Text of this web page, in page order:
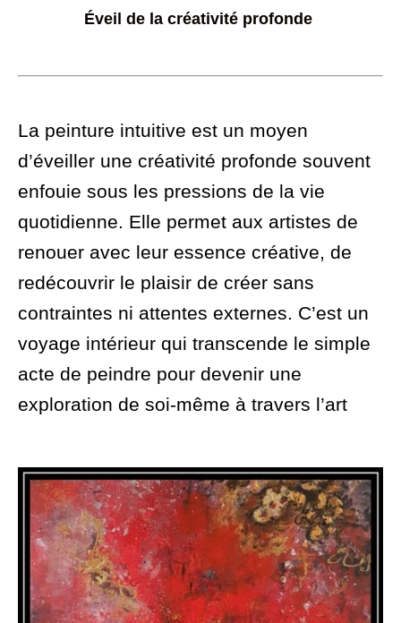
Éveil de la créativité profonde
La peinture intuitive est un moyen
d’éveiller une créativité profonde souvent
enfouie sous les pressions de la vie
quotidienne. Elle permet aux artistes de
renouer avec leur essence créative, de
redécouvrir le plaisir de créer sans
contraintes ni attentes externes. C’est un
voyage intérieur qui transcende le simple
acte de peindre pour devenir une
exploration de soi-même à travers l’art